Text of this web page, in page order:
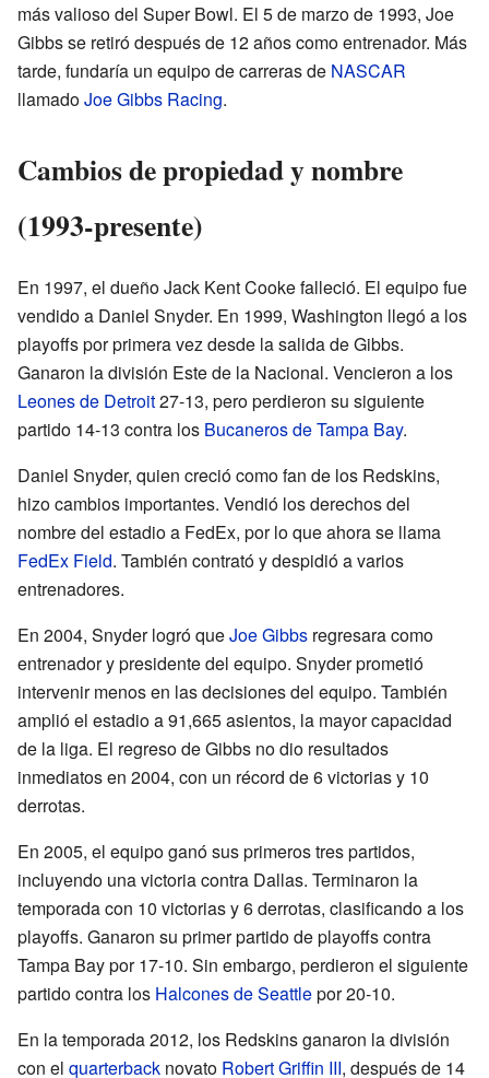
más valioso del Super Bowl. El 5 de marzo de 1993, Joe
Gibbs se retiró después de 12 años como entrenador. Más
tarde, fundaría un equipo de carreras de NASCAR
llamadoJoe Gibbs Racing.
Cambios de propiedad y nombre
(1993-presente)
En 1997, el dueño Jack Kent Cooke falleció. El equipo fue
vendido a Daniel Snyder. En 1999, Washington llegó a los
playoffs por primera vez desde la salida de Gibbs.
Ganaron la división Este de la Nacional. Vencieron a los
Leones de Detroit27-13, pero perdieron su siguiente
partido 14-13 contra los Bucaneros de Tampa Bay.
Daniel Snyder, quien creció como fan de los Redskins,
hizo cambios importantes. Vendió los derechos del
nombre del estadio a FedEx, por lo que ahora se llama
FedEx Field. También contrató y despidió a varios
entrenadores.
En 2004, Snyder logró queJoe Gibbs regresara como
entrenador y presidente del equipo. Snyder prometió
intervenir menos en las decisiones del equipo. También
amplió el estadio a 91,665 asientos, la mayor capacidad
de la liga. El regreso de Gibbs no dio resultados
inmediatos en 2004, con un récord de 6 victorias y 10
derrotas.
En 2005, el equipo ganó sus primeros tres partidos,
incluyendo una victoria contra Dallas. Terminaron la
temporada con 10 victorias y 6 derrotas, clasificando a los
playoffs. Ganaron su primer partido de playoffs contra
Tampa Bay por 17-10. Sin embargo, perdieron el siguiente
partido contra los Halcones de Seattlepor 20-10.
En la temporada 2012, los Redskins ganaron la división
con el quarterback novato Robert Griffin III, después de 14